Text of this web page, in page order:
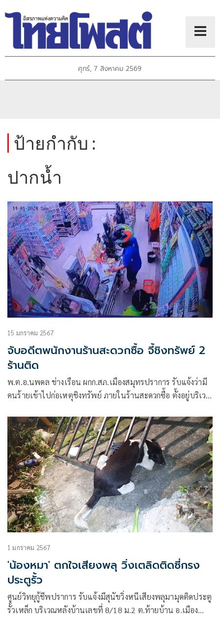
ศุกร์, 7 สิงหาคม 2569
ป้ายกำกับ :
ปากน้ำ
15 มกราคม 2567
จับอดีตพนักงานร้านสะดวกซื้อ จี้ชิงทรัพย์ 2
ร้านติด
พ.ต.อ.นพดล ช่างเรือน ผกก.สภ.เมืองสมุทรปราการ รับแจ้งว่ามี
คนร้ายเข้าไปก่อเหตุชิงทรัพย์ ภายในร้านสะดวกซื้อ ตั้งอยู่บริเวณ
1 มกราคม 2567
'น้องหมา' ตกใจเสียงพลุ วิ่งเตลิดติดซี่กรง
ประตูรั้ว
ศูนย์วิทยุกู้ชีพปราการ รับแจ้งมีสุนัขวิ่งหนีเสียงพลุมามุดติดประตู
รั้วเหล็ก บริเวณหลังบ้านเลขที่ 8/18 ม.2 ต.ท้ายบ้าน อ.เมือง